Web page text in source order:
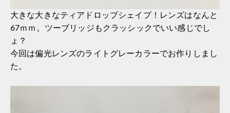
大きな大きなティアドロップシェイプ！レンズはなんと
67ｍｍ。ツーブリッジもクラッシックでいい感じでし
ょ？
今回は偏光レンズのライトグレーカラーでお作りしまし
た。